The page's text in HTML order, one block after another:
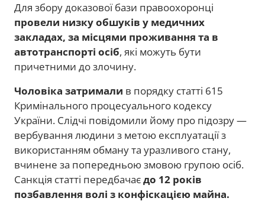
Для збору доказової бази правоохоронці
провели низку обшуків у медичних
закладах, за місцями проживання та в
автотранспорті осіб, які можуть бути
причетними до злочину.
Чоловіка затримали в порядку статті 615
Кримінального процесуального кодексу
України. Слідчі повідомили йому про підозру —
вербування людини з метою експлуатації з
використанням обману та уразливого стану,
вчинене за попередньою змовою групою осіб.
Санкція статті передбачаєдо 12 років
позбавлення волі з конфіскацією майна.